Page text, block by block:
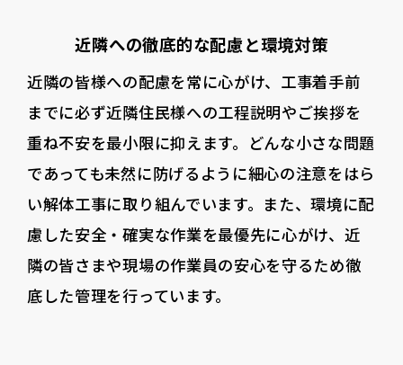
近隣への徹底的な配慮と環境対策
近隣の皆様への配慮を常に心がけ、工事着手前
までに必ず近隣住民様への工程説明やご挨拶を
重ね不安を最小限に抑えます。どんな小さな問題
であっても未然に防げるように細心の注意をはら
い解体工事に取り組んでいます。また、環境に配
慮した安全・確実な作業を最優先に心がけ、近
隣の皆さまや現場の作業員の安心を守るため徹
底した管理を行っています。